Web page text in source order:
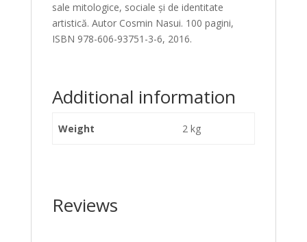
sale mitologice, sociale și de identitate
artistică. Autor Cosmin Nasui. 100 pagini,
ISBN 978-606-93751-3-6, 2016.
Additional information
Weight 2 kg
Reviews